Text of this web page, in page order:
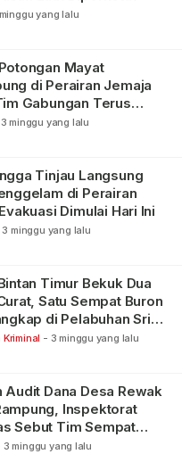
yang lalu
Mayat
di Perairan Jemaja
Gabungan Terus
Pencarian
3 minggu yang lalu
Tinjau Langsung
di Perairan
Dimulai Hari Ini
3 minggu yang lalu
Timur Bekuk Dua
Satu Sempat Buron
di Pelabuhan Sri
Kriminal - 3 minggu yang lalu
Audit Dana Desa Rewak
Inspektorat
Sebut Tim Sempat
Kasus Lain
3 minggu yang lalu